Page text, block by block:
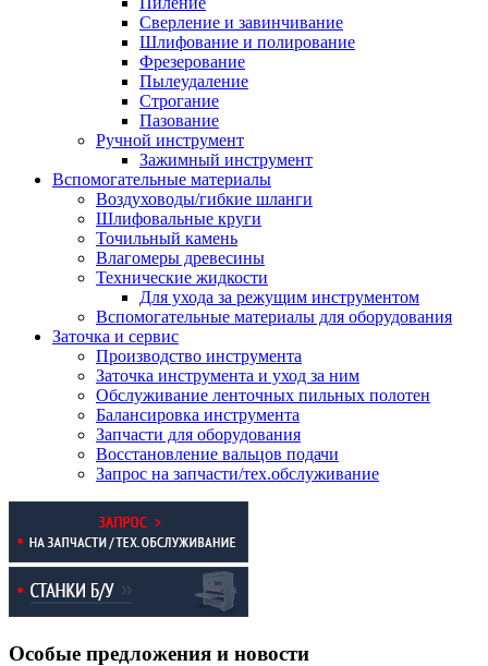
Сверление и завинчивание
Шлифование и полирование
Фрезерование
Пылеудаление
Строгание
Пазование
Ручной инструмент
Зажимный инструмент
Вспомогательные материалы
Воздуховоды/гибкие шланги
Шлифовальные круги
Точильный камень
Влагомеры древесины
Технические жидкости
Для ухода за режущим инструментом
Вспомогательные материалы для оборудования
Заточка и сервис
Производство инструмента
Заточка инструмента и уход за ним
Обслуживание ленточных пильных полотен
Балансировка инструмента
Запчасти для оборудования
Восстановление вальцов подачи
Запрос на запчасти/тех.обслуживание
Особые предложения и новости